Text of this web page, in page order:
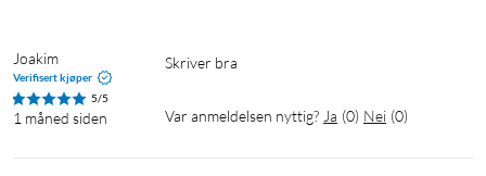
Joakim
Verifisert kjøper
5/5
1 måned siden
Skriver bra
Var anmeldelsen nyttig? Ja (0) Nei (0)